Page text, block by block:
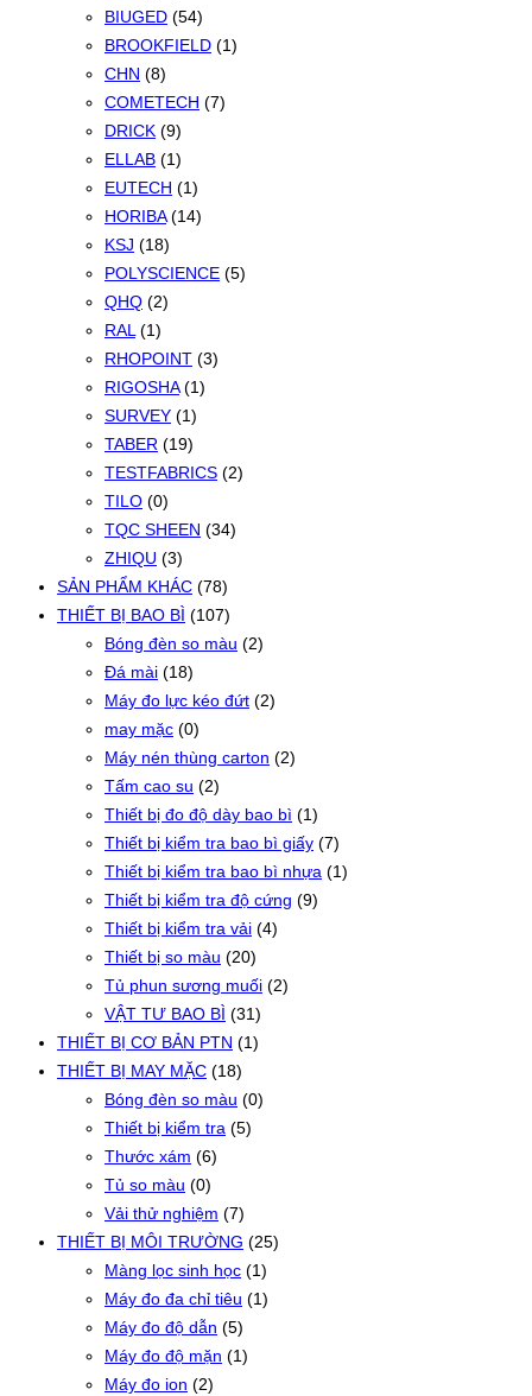
BIUGED (54)
BROOKFIELD (1)
CHN (8)
COMETECH (7)
DRICK (9)
ELLAB (1)
EUTECH (1)
HORIBA (14)
KSJ (18)
POLYSCIENCE (5)
QHQ (2)
RAL (1)
RHOPOINT (3)
RIGOSHA (1)
SURVEY (1)
TABER (19)
TESTFABRICS (2)
TILO (0)
TQC SHEEN (34)
ZHIQU (3)
SẢN PHẨM KHÁC (78)
THIẾT BỊ BAO BÌ (107)
Bóng đèn so màu (2)
Đá mài (18)
Máy đo lực kéo đứt (2)
may mặc (0)
Máy nén thùng carton (2)
Tấm cao su (2)
Thiết bị đo độ dày bao bì (1)
Thiết bị kiểm tra bao bì giấy (7)
Thiết bị kiểm tra bao bì nhựa (1)
Thiết bị kiểm tra độ cứng (9)
Thiết bị kiểm tra vải (4)
Thiết bị so màu (20)
Tủ phun sương muối (2)
VẬT TƯ BAO BÌ (31)
THIẾT BỊ CƠ BẢN PTN (1)
THIẾT BỊ MAY MẶC (18)
Bóng đèn so màu (0)
Thiết bị kiểm tra (5)
Thước xám (6)
Tủ so màu (0)
Vải thử nghiệm (7)
THIẾT BỊ MÔI TRƯỜNG (25)
Màng lọc sinh học (1)
Máy đo đa chỉ tiêu (1)
Máy đo độ dẫn (5)
Máy đo độ mặn (1)
Máy đo ion (2)